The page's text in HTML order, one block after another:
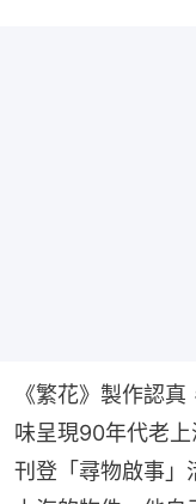
《繁花》製作認
味呈現90年代老
刊登「尋物啟事」